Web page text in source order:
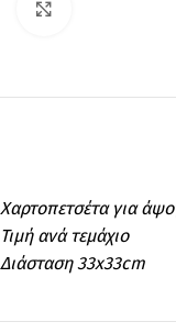
Χαρτοπετσέτα για
Τιμή ανά τεμάχιο
Διάσταση 33x33cm